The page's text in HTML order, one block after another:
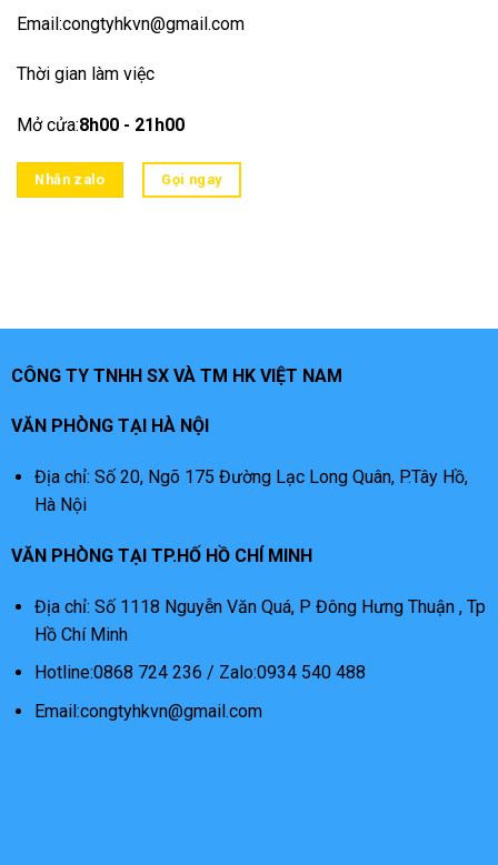
Email:congtyhkvn@gmail.com
Thời gian làm việc
Mở cửa:8h00 - 21h00
Nhắn zalo Gọi ngay
CÔNG TY TNHH SX VÀ TM HK VIỆT NAM
VĂN PHÒNG TẠI HÀ NỘI
Địa chỉ: Số 20, Ngõ 175 Đường Lạc Long Quân, P.Tây Hồ,
Hà Nội
VĂN PHÒNG TẠI TP.HỐ HỒ CHÍ MINH
Địa chỉ: Số 1118 Nguyễn Văn Quá, P Đông Hưng Thuận , Tp
Hồ Chí Minh
Hotline:0868 724 236 / Zalo:0934 540 488
Email:congtyhkvn@gmail.com